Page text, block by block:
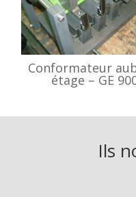
Conformateur
étage – GE
Ils